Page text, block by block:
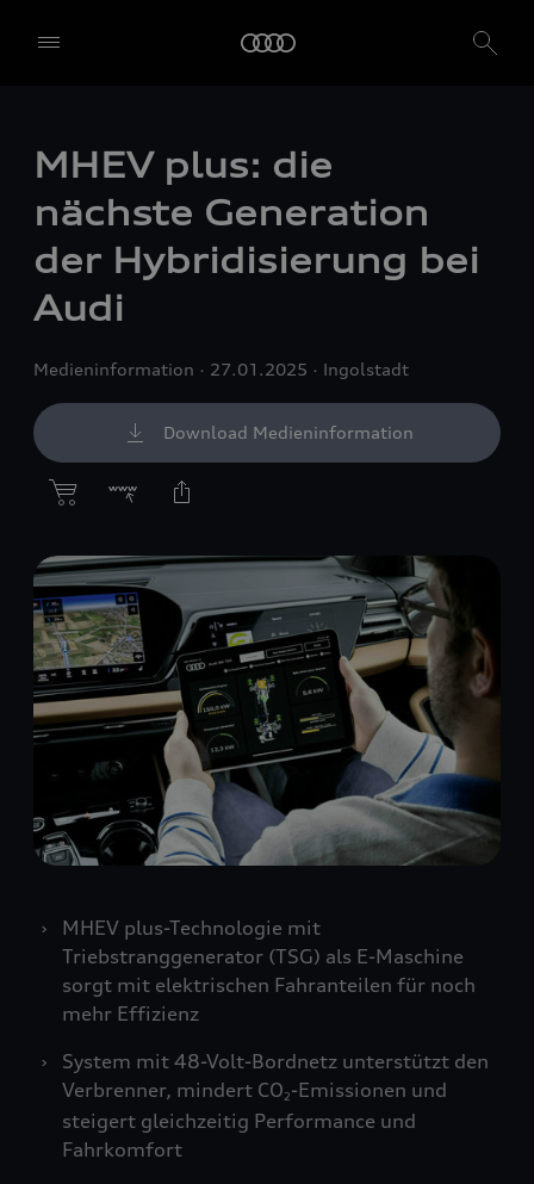
MHEV plus: die
nächste Generation
der Hybridisierung bei
Audi
Medieninformation 27.01.2025 Ingolstadt
Download Medieninformation
MHEV plus-Technologie mit
Triebstranggenerator (TSG) als E-Maschine
sorgt mit elektrischen Fahranteilen für noch
mehr Effizienz
System mit 48-Volt-Bordnetz unterstützt den
Verbrenner, mindert CO2-Emissionen und
steigert gleichzeitig Performance und
Fahrkomfort